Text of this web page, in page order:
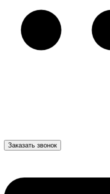
Заказать звонок